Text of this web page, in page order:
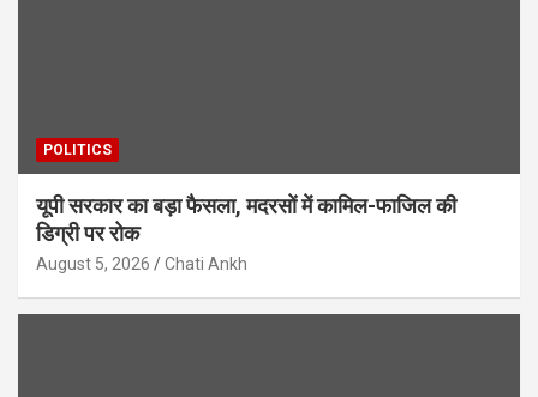
POLITICS
यूपी सरकार का बड़ा फैसला, मदरसों में कामिल-फाजिल की
डिग्री पर रोक
August 5, 2026 Chati Ankh